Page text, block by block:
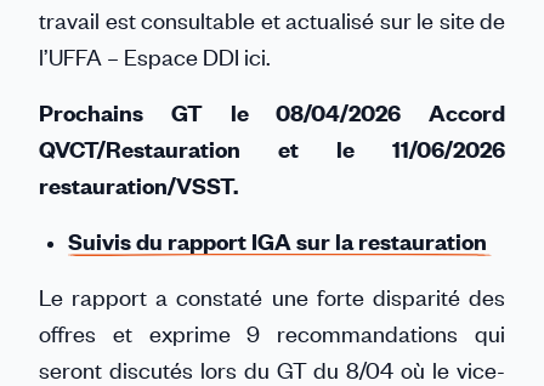
travail est consultable et actualisé sur le site de
l’UFFA – Espace DDI ici.
Prochains GT le 08/04/2026 Accord
QVCT/Restauration et le 11/06/2026
restauration/VSST.
Suivis du rapport IGA sur la restauration
Le rapport a constaté une forte disparité des
offres et exprime 9 recommandations qui
seront discutés lors du GT du 8/04 où le vice-